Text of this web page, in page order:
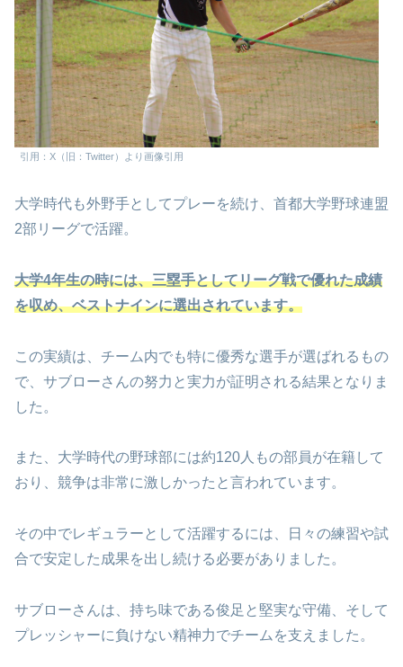
引用：X（旧：Twitter）より画像引用
大学時代も外野手としてプレーを続け、首都大学野球連盟
2部リーグで活躍。
大学4年生の時には、三塁手としてリーグ戦で優れた成績
を収め、ベストナインに選出されています。
この実績は、チーム内でも特に優秀な選手が選ばれるもの
で、サブローさんの努力と実力が証明される結果となりま
した。
また、大学時代の野球部には約120人もの部員が在籍して
おり、競争は非常に激しかったと言われています。
その中でレギュラーとして活躍するには、日々の練習や試
合で安定した成果を出し続ける必要がありました。
サブローさんは、持ち味である俊足と堅実な守備、そして
プレッシャーに負けない精神力でチームを支えました。